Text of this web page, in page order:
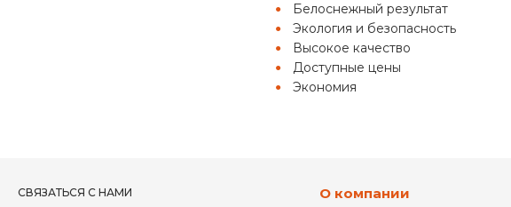
Белоснежный результат
Экология и безопасность
Высокое качество
Доступные цены
Экономия
СВЯЗАТЬСЯ С НАМИ О компании